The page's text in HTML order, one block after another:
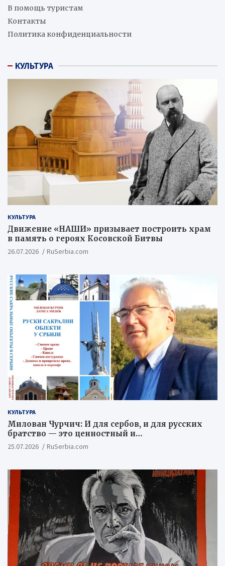
В помощь туристам
Контакты
Политика конфиденциальности
КУЛЬТУРА
КУЛЬТУРА
Движение «НАШИ» призывает построить храм
в память о героях Косовской Битвы
26.07.2026 RuSerbia.com
КУЛЬТУРА
Милован Чурчич: И для сербов, и для русских
братство — это ценностный и
цивилизационный концепт
25.07.2026 RuSerbia.com